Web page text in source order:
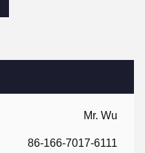
Mr. Wu
86-166-7017-6111